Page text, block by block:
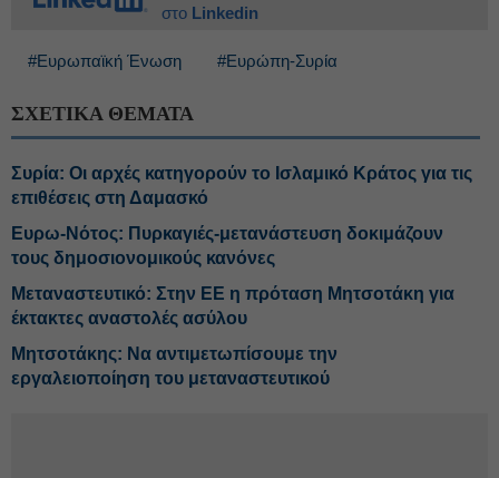
στο Linkedin
#Ευρωπαϊκή Ένωση #Ευρώπη-Συρία
ΣΧΕΤΙΚΑ ΘΕΜΑΤΑ
Συρία: Οι αρχές κατηγορούν το Ισλαμικό Κράτος για τις
επιθέσεις στη Δαμασκό
Ευρω-Νότος: Πυρκαγιές-μετανάστευση δοκιμάζουν
τους δημοσιονομικούς κανόνες
Μεταναστευτικό: Στην ΕΕ η πρόταση Μητσοτάκη για
έκτακτες αναστολές ασύλου
Μητσοτάκης: Να αντιμετωπίσουμε την
εργαλειοποίηση του μεταναστευτικού